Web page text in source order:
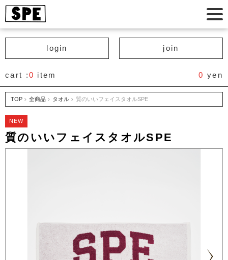
login join
cart :0 item 0 yen
TOP 全商品 タオル 質のいいフェイスタオルSPE
NEW
質のいいフェイスタオルSPE